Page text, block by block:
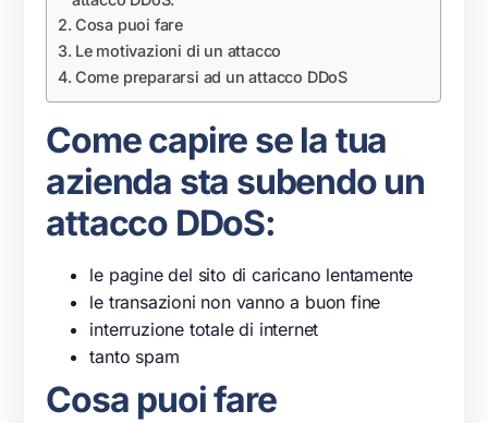
Cosa puoi fare
Le motivazioni di un attacco
Come prepararsi ad un attacco DDoS
Come capire se la tua
azienda sta subendo un
attacco DDoS:
le pagine del sito di caricano lentamente
le transazioni non vanno a buon fine
interruzione totale di internet
tanto spam
Cosa puoi fare